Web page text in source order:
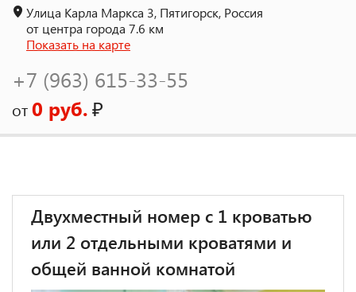
Улица Карла Маркса 3, Пятигорск, Россия
от центра города 7.6 км
Показать на карте
+7 (963) 615-33-55
от0 руб.₽
Двухместный номер с 1 кроватью
или 2 отдельными кроватями и
общей ванной комнатой